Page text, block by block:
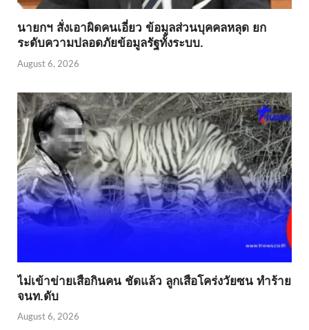
นายกฯ สั่งเอาผิดคนเอี่ยว ข้อมูลส่วนบุคคลหลุด ยก
ระดับความปลอดภัยข้อมูลรัฐทั้งระบบ.
August 6, 2026
ไม่เข้าข่าย​เสือกินคน ชัดแล้ว ลูกเสือโคร่งวัยซน ทำร้าย
จนท.ดับ
August 6, 2026